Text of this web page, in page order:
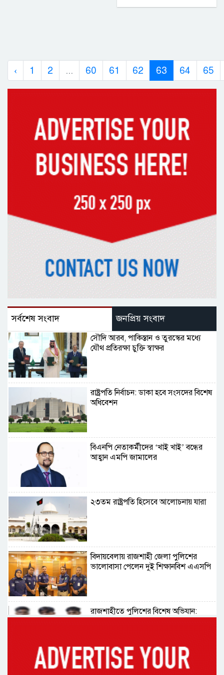
‹ 1 2 ... 60 61 62 63 64 65
সর্বশেষ সংবাদ জনপ্রিয় সংবাদ
সৌদি আরব, পাকিস্তান ও তুরস্কের মধ্যে
যৌথ প্রতিরক্ষা চুক্তি স্বাক্ষর
রাষ্ট্রপতি নির্বাচন: ডাকা হবে সংসদের বিশেষ
অধিবেশন
বিএনপি নেতাকর্মীদের ‘খাই খাই’ বন্ধের
আহ্বান এমপি জামালের
২৩তম রাষ্ট্রপতি হিসেবে আলোচনায় যারা
বিদায়বেলায় রাজশাহী জেলা পুলিশের
ভালোবাসা পেলেন দুই শিক্ষানবিশ এএসপি
রাজশাহীতে পুলিশের বিশেষ অভিযান:
নদীদূষণ রোধে সমন্বিত পদক্ষেপ গ্রহণে